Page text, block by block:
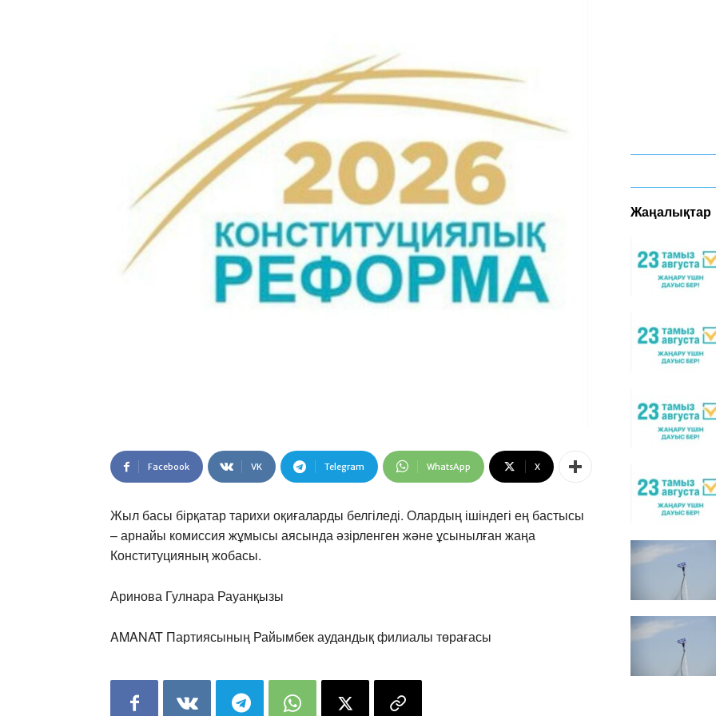
Facebook VK Telegram WhatsApp X
Жыл басы бірқатар тарихи оқиғаларды белгіледі. Олардың ішіндегі ең бастысы
– арнайы комиссия жұмысы аясында әзірленген және ұсынылған жаңа
Конституцияның жобасы.
Аринова Гулнара Рауанқызы
AMANAT Партиясының Райымбек аудандық филиалы төрағасы
Жаңалықтар